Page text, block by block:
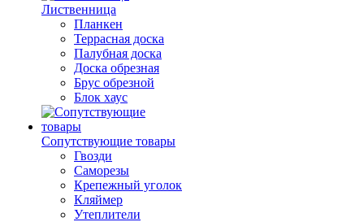
Лиственница
Планкен
Террасная доска
Палубная доска
Доска обрезная
Брус обрезной
Блок хаус
Сопутствующие товары
Гвозди
Саморезы
Крепежный уголок
Кляймер
Утеплители